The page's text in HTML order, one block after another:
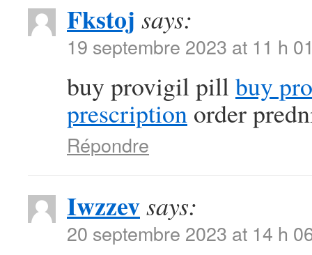
Fkstoj says:
19 septembre 2023 at 11 h
buy provigil pillbuy
prescription order
Répondre
Iwzzevsays:
20 septembre 2023 at 14 h